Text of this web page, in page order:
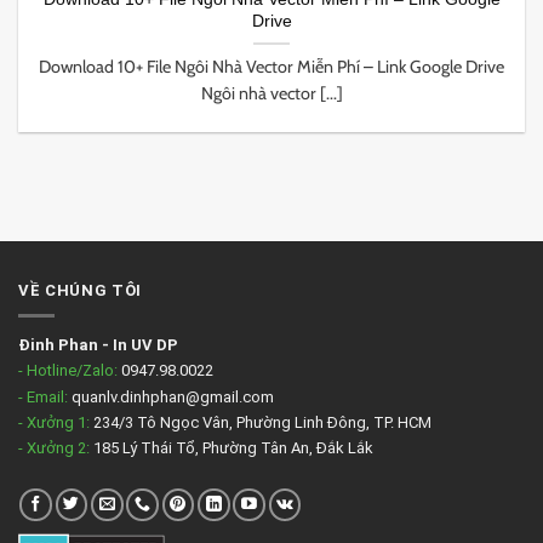
Drive
Download 10+ File Ngôi Nhà Vector Miễn Phí – Link Google Drive
Ngôi nhà vector [...]
VỀ CHÚNG TÔI
Đinh Phan - In UV DP
- Hotline/Zalo: 0947.98.0022
- Email: quanlv.dinhphan@gmail.com
- Xưởng 1: 234/3 Tô Ngọc Vân, Phường Linh Đông, TP. HCM
- Xưởng 2: 185 Lý Thái Tổ, Phường Tân An, Đắk Lắk